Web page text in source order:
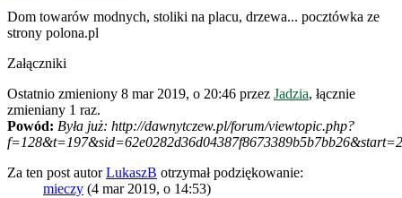
Dom towarów modnych, stoliki na placu, drzewa... pocztówka ze
strony polona.pl
Załączniki
Ostatnio zmieniony 8 mar 2019, o 20:46 przez Jadzia, łącznie
zmieniany 1 raz.
Powód: Była już: http://dawnytczew.pl/forum/viewtopic.php?
Za ten post autorLukaszB otrzymał podziękowanie:
mieczy (4 mar 2019, o 14:53)